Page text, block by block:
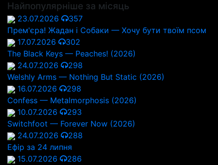
Найпопулярніше за місяць
23.07.2026
357
Прем'єра! Жадан і Собаки — Хочу бути твоїм псом
17.07.2026
302
The Black Keys — Peaches! (2026)
24.07.2026
298
Welshly Arms — Nothing But Static (2026)
16.07.2026
298
Confess — Metalmorphosis (2026)
10.07.2026
293
Switchfoot — Forever Now (2026)
24.07.2026
288
Ефір за 24 липня
15.07.2026
286